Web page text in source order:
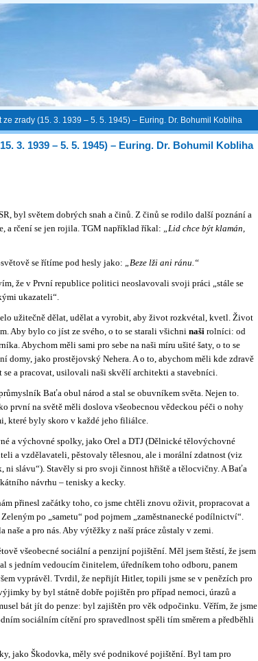
ze zrady (15. 3. 1939 – 5. 5. 1945) – Euring. Dr. Bohumil Kobliha
3. 1939 – 5. 5. 1945) – Euring. Dr. Bohumil Kobliha
byl světem dobrých snah a činů. Z činů se rodilo další poznání a
a rčení se jen rojila. TGM například říkal: „Lid chce být klamán,
se řítíme pod hesly jako: „Beze lži ani ránu.“
že v První republice politici neoslavovali svoji práci „stále se
ukazateli“.
užitečně dělat, udělat a vyrobit, aby život rozkvétal, kvetl. Život
Aby bylo co jíst ze svého, o to se starali všichni naši rolníci: od
Abychom měli sami pro sebe na naši míru ušité šaty, o to se
domy, jako prostějovský Nehera. A o to, abychom měli kde zdravě
se a pracovat, usilovali naši skvělí architekti a stavebníci.
Baťa obul národ a stal se obuvníkem světa. Nejen to.
první na světě měli doslova všeobecnou vědeckou péči o nohy
které byly skoro v každé jeho filiálce.
a výchovné spolky, jako Orel a DTJ (Dělnické tělovýchovné
a vzdělavateli, pěstovaly tělesnou, ale i morální zdatnost (viz
ni slávu“). Stavěly si pro svoji činnost hřiště a tělocvičny. A Baťa
návrhu – tenisky a kecky.
přinesl začátky toho, co jsme chtěli znovu oživit, propracovat a
po „sametu“ pod pojmem „zaměstnanecké podílnictví“.
naše a pro nás. Aby výtěžky z naší práce zůstaly v zemi.
všeobecné sociální a penzijní pojištění. Měl jsem štěstí, že jsem
s jedním vedoucím činitelem, úředníkem toho odboru, panem
vyprávěl. Tvrdil, že nepřijít Hitler, topili jsme se v penězích pro
by byl státně dobře pojištěn pro případ nemoci, úrazů a
bát jít do penze: byl zajištěn pro věk odpočinku. Věřím, že jsme
sociálním cítění pro spravedlnost spěli tím směrem a předběhli
jako Škodovka, měly své podnikové pojištění. Byl tam pro